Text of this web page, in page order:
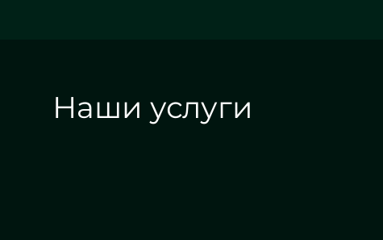
Наши услуги